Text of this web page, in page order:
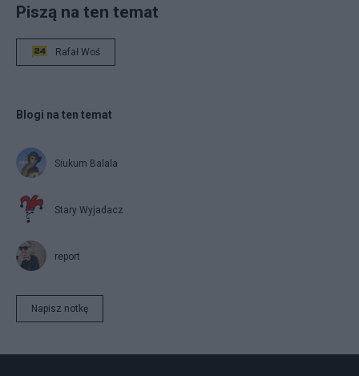
Piszą na ten temat
Rafał Woś
Blogi na ten temat
Siukum Balala
Stary Wyjadacz
report
Napisz notkę